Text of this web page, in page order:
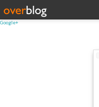
Google+